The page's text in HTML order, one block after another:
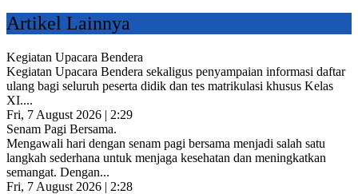
Artikel Lainnya
Kegiatan Upacara Bendera
Kegiatan Upacara Bendera sekaligus penyampaian informasi daftar
ulang bagi seluruh peserta didik dan tes matrikulasi khusus Kelas
XI....
Fri, 7 August 2026 | 2:29
Senam Pagi Bersama.
Mengawali hari dengan senam pagi bersama menjadi salah satu
langkah sederhana untuk menjaga kesehatan dan meningkatkan
semangat. Dengan...
Fri, 7 August 2026 | 2:28